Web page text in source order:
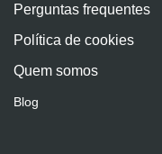
Perguntas frequentes
Política de cookies
Quem somos
Blog